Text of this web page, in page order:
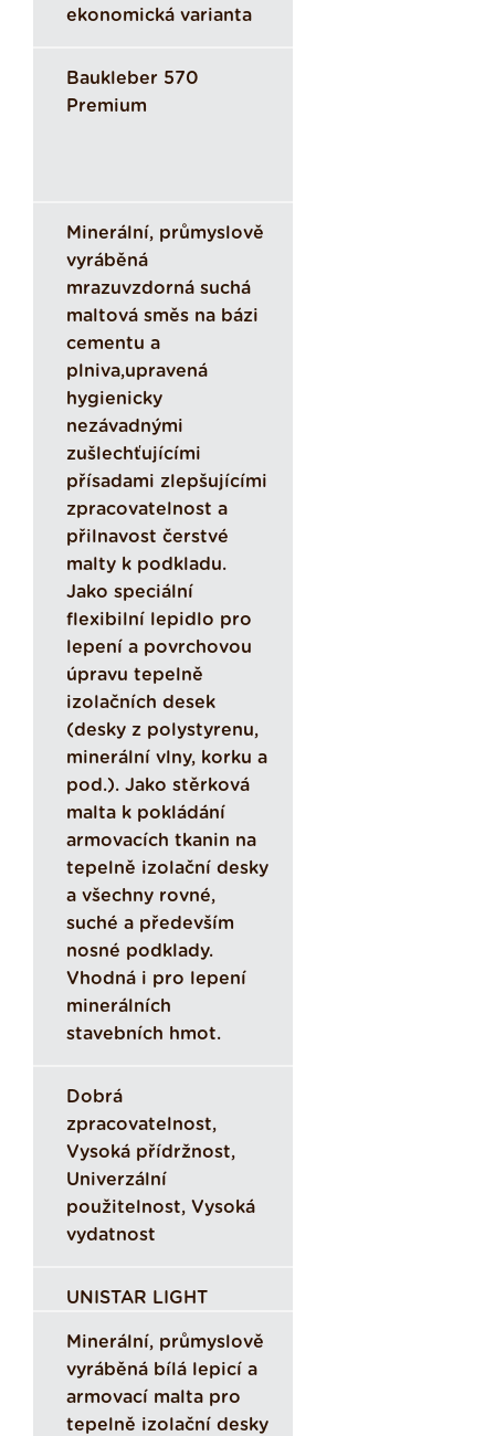
ekonomická varianta
Baukleber 570
Premium
Minerální, průmyslově
vyráběná
mrazuvzdorná suchá
maltová směs na bázi
cementu a
plniva,upravená
hygienicky
nezávadnými
zušlechťujícími
přísadami zlepšujícími
zpracovatelnost a
přilnavost čerstvé
malty k podkladu.
Jako speciální
flexibilní lepidlo pro
lepení a povrchovou
úpravu tepelně
izolačních desek
(desky z polystyrenu,
minerální vlny, korku a
pod.). Jako stěrková
malta k pokládání
armovacích tkanin na
tepelně izolační desky
a všechny rovné,
suché a především
nosné podklady.
Vhodná i pro lepení
minerálních
stavebních hmot.
Dobrá
zpracovatelnost,
Vysoká přídržnost,
Univerzální
použitelnost, Vysoká
vydatnost
UNISTAR LIGHT
Minerální, průmyslově
vyráběná bílá lepicí a
armovací malta pro
tepelně izolační desky